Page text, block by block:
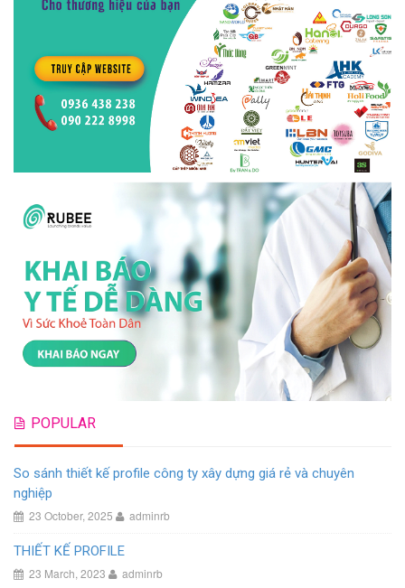
POPULAR
So sánh thiết kế profile công ty xây dựng giá rẻ và chuyên
nghiệp
23 October, 2025 adminrb
THIẾT KẾ PROFILE
23 March, 2023 adminrb